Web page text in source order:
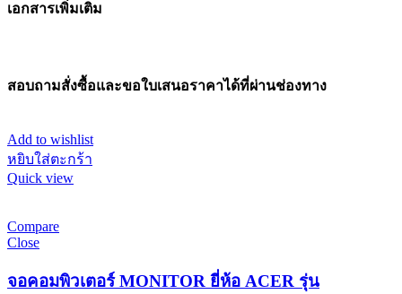
เอกสารเพิ่มเติม
สอบถามสั่งซื้อและขอใบเสนอราคาได้ที่ผ่านช่องทาง
Add to wishlist
หยิบใส่ตะกร้า
Quick view
Compare
Close
จอคอมพิวเตอร์ MONITOR ยี่ห้อ ACER รุ่น